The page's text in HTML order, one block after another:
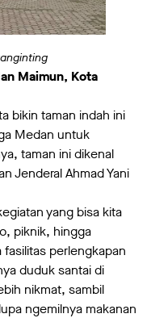
Maimun, Kota
bikin taman indah ini
Medan untuk
taman ini dikenal
Jenderal Ahmad Yani
yang bisa kita
piknik, hingga
fasilitas perlengkapan
duduk santai di
nikmat, sambil
ngemilnya makanan